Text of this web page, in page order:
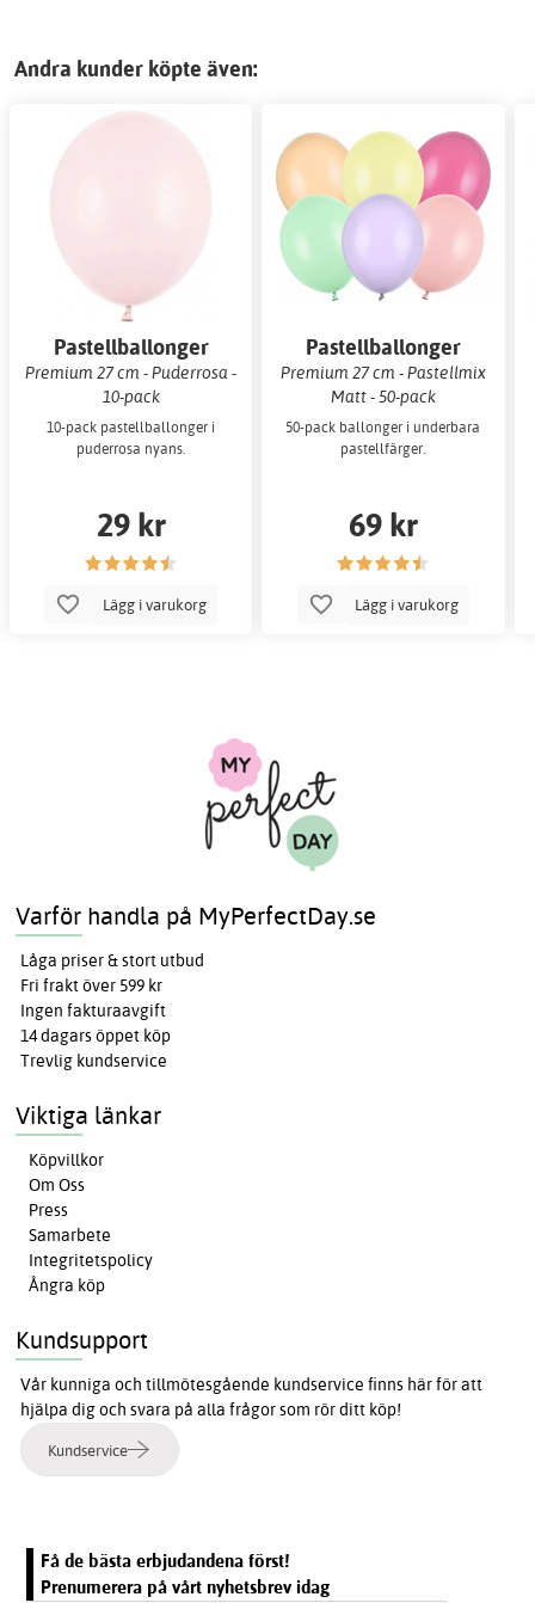
Andra kunder köpte även:
Pastellballonger
Premium 27 cm - Puderrosa -
10-pack
10-pack pastellballonger i
puderrosa nyans.
29 kr
Lägg i varukorg
Pastellballonger
Premium 27 cm - Pastellmix
Matt - 50-pack
50-pack ballonger i underbara
pastellfärger.
69 kr
Lägg i varukorg
Varför handla på MyPerfectDay.se
Låga priser & stort utbud
Fri frakt över 599 kr
Ingen fakturaavgift
14 dagars öppet köp
Trevlig kundservice
Viktiga länkar
Köpvillkor
Om Oss
Press
Samarbete
Integritetspolicy
Ångra köp
Kundsupport
Vår kunniga och tillmötesgående kundservice finns här för att
hjälpa dig och svara på alla frågor som rör ditt köp!
Kundservice
Få de bästa erbjudandena först!
Prenumerera på vårt nyhetsbrev idag